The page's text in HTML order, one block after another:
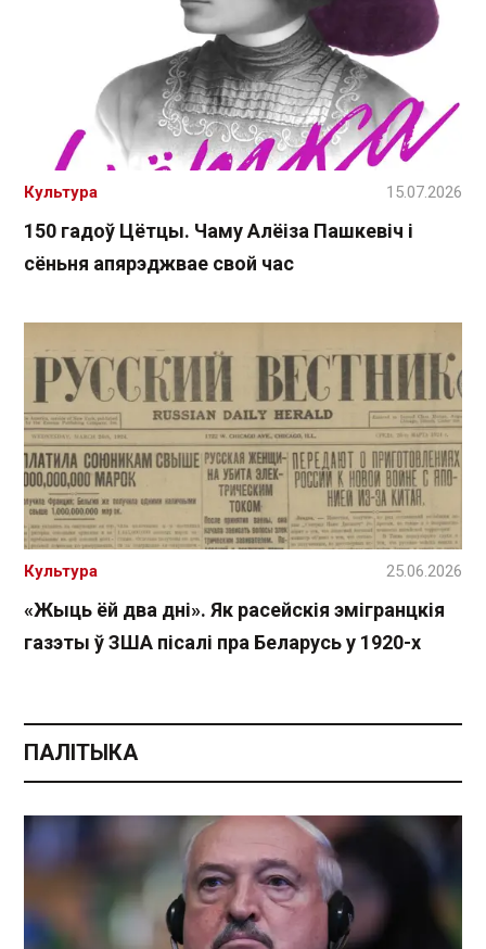
150 гадоў Цётцы. Чаму Алёіза Пашкевіч і
сёньня апярэджвае свой час
Культура 15.07.2026
«Жыць ёй два дні». Як расейскія эмігранцкія
газэты ў ЗША пісалі пра Беларусь у 1920-х
Культура 25.06.2026
ПАЛІТЫКА